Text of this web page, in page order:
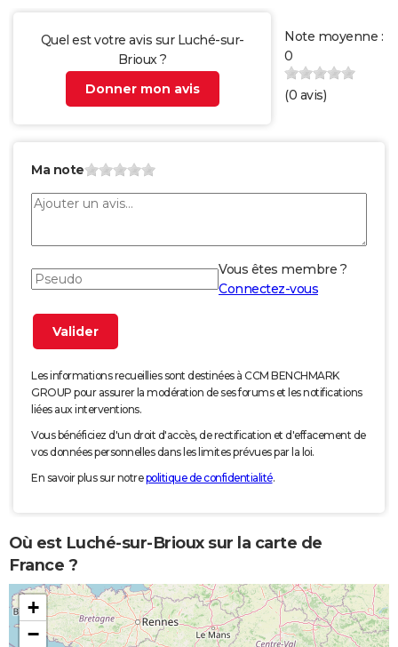
Quel est votre avis sur Luché-sur-
Brioux ?
Donner mon avis
Note moyenne :
0
(0 avis)
Ma note
Vous êtes membre ?
Connectez-vous
Les informations recueillies sont destinées à CCM BENCHMARK
GROUP pour assurer la modération de ses forums et les notifications
liées aux interventions.
Vous bénéficiez d'un droit d'accès, de rectification et d'effacement de
vos données personnelles dans les limites prévues par la loi.
En savoir plus sur notrepolitique de confidentialité.
Où est Luché-sur-Brioux sur la carte de
France ?
+
−